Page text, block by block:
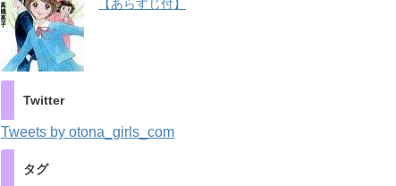
【あらすじ付】
Twitter
Tweets by otona_girls_com
タグ